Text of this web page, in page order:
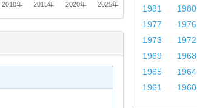
2010年 2015年 2020年 2025年
1981
1980
1977
1976
1973
1972
1969
1968
1965
1964
1961
1960